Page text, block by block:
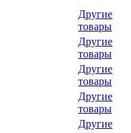
Другие
товары
Другие
товары
Другие
товары
Другие
товары
Другие